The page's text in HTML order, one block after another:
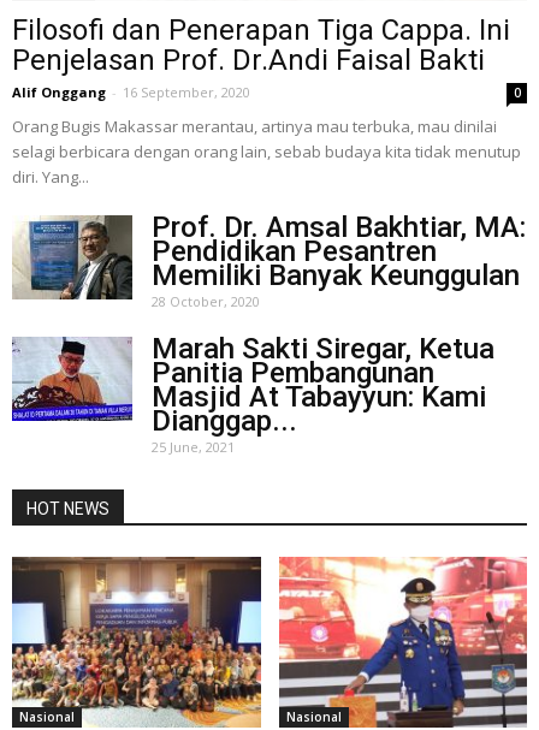
Filosofi dan Penerapan Tiga Cappa. Ini
Penjelasan Prof. Dr.Andi Faisal Bakti
Alif Onggang - 16 September, 2020 0
Orang Bugis Makassar merantau, artinya mau terbuka, mau dinilai
selagi berbicara dengan orang lain, sebab budaya kita tidak menutup
diri. Yang...
Prof. Dr. Amsal Bakhtiar, MA:
Pendidikan Pesantren
Memiliki Banyak Keunggulan
28 October, 2020
Marah Sakti Siregar, Ketua
Panitia Pembangunan
Masjid At Tabayyun: Kami
Dianggap...
25 June, 2021
HOT NEWS
Nasional Nasional